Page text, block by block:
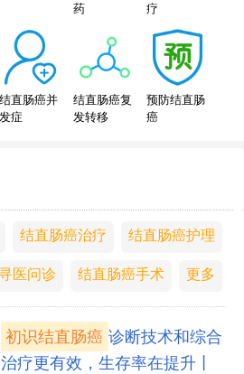
药
疗
结直肠癌并
发症
结直肠癌复
发转移
预防结直肠
癌
结直肠癌治疗 结直肠癌护理
医问诊 结直肠癌手术 更多
初识结直肠癌 诊断技术和综合
治疗更有效，生存率在提升丨